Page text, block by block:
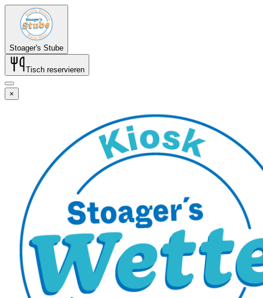
Stoager's Stube
Tisch reservieren
×